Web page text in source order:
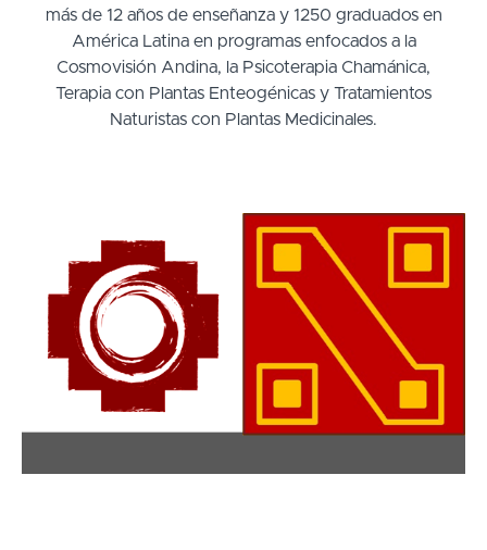
más de 12 años de enseñanza y 1250 graduados en
América Latina en programas enfocados a la
Cosmovisión Andina, la Psicoterapia Chamánica,
Terapia con Plantas Enteogénicas y Tratamientos
Naturistas con Plantas Medicinales.